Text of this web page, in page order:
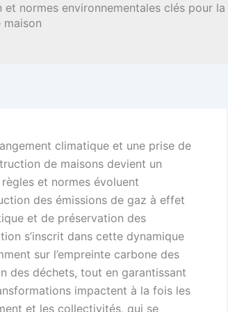
et normes environnementales clés pour la
climatique et une prise de
de maisons devient un
et normes évoluent
des émissions de gaz à effet
et de préservation des
s’inscrit dans cette dynamique
sur l’empreinte carbone des
des déchets, tout en garantissant
impactent à la fois les
et les collectivités, qui se